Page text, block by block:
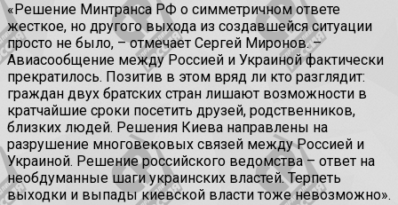
«Решение Минтранса РФ о симметричном ответе
жесткое, но другого выхода из создавшейся ситуации
просто не было, – отмечает Сергей Миронов. –
Авиасообщение между Россией и Украиной фактически
прекратилось. Позитив в этом вряд ли кто разглядит:
граждан двух братских стран лишают возможности в
кратчайшие сроки посетить друзей, родственников,
близких людей. Решения Киева направлены на
разрушение многовековых связей между Россией и
Украиной. Решение российского ведомства – ответ на
необдуманные шаги украинских властей. Терпеть
выходки и выпады киевской власти тоже невозможно».